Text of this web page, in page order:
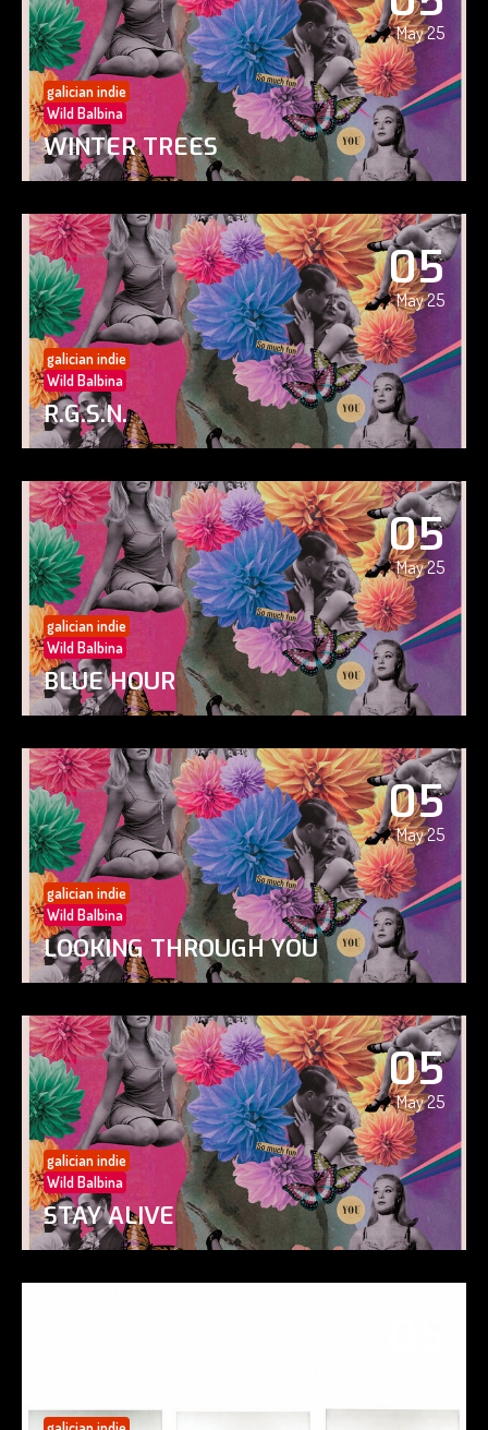
May 25
galician indie
Wild Balbina
WINTER TREES
05
May 25
galician indie
Wild Balbina
R.G.S.N.
05
May 25
galician indie
Wild Balbina
BLUE HOUR
05
May 25
galician indie
Wild Balbina
LOOKING THROUGH YOU
05
May 25
galician indie
Wild Balbina
STAY ALIVE